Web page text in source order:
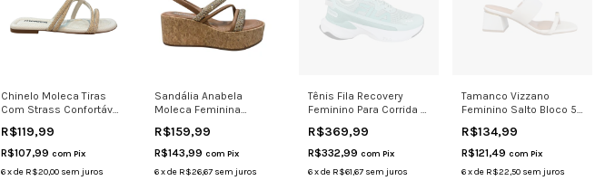
Chinelo Moleca Tiras
Com Strass Confortável
R$119,99
R$107,99 com Pix
6xde R$20,00 sem juros
Sandália Anabela
Moleca Feminina
5566.109
R$159,99
R$143,99 com Pix
6xde R$26,67 sem juros
Tênis Fila Recovery
Feminino Para Corrida E
R$369,99
R$332,99 com Pix
6xde R$61,67 sem juros
Tamanco Vizzano
Feminino Salto Bloco 5
R$134,99
R$121,49 com Pix
6xde R$22,50 sem juros